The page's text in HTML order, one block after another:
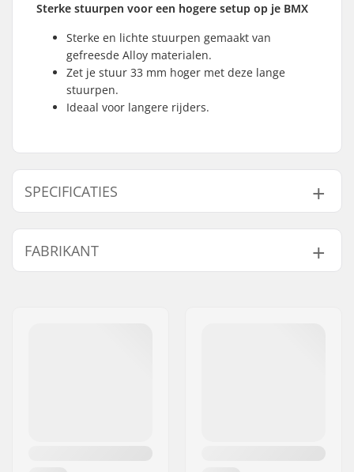
Sterke stuurpen voor een hogere setup op je BMX
Sterke en lichte stuurpen gemaakt van
gefreesde Alloy materialen.
Zet je stuur 33 mm hoger met deze lange
stuurpen.
Ideaal voor langere rijders.
SPECIFICATIES
Stem type/Lengte:
50mm, Top load
Stem rise:
Stem diameter:
22.2mm
FABRIKANT